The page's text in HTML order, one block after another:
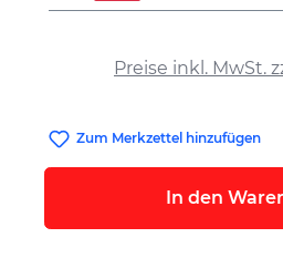
Preise inkl. MwSt.
Zum Merkzettel hinzufügen
In den